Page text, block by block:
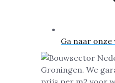
Ga naar onze